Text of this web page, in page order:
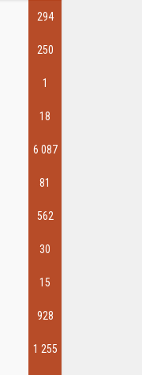
294
250
1
18
6 087
81
562
30
15
928
1 255